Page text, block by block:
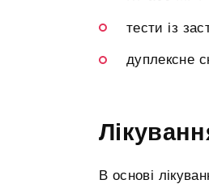
тести із
дуплексне
В основі